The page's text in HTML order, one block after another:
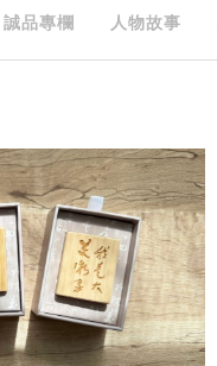
誠品專欄 人物故事